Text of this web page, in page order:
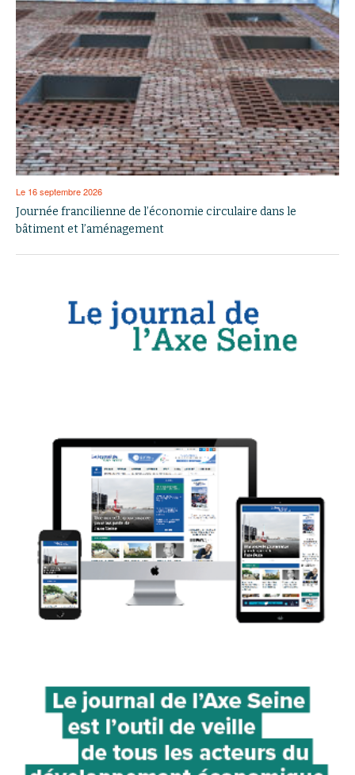
Le 16 septembre 2026
Journée francilienne de l’économie circulaire dans le
bâtiment et l’aménagement